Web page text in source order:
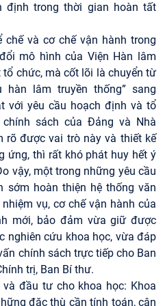
định trong thời gian hoàn tất
và cơ chế vận hành trong
mô hình của Viện Hàn lâm
chức, mà cốt lõi là chuyển từ
hàn lâm truyền thống” sang
với yêu cầu hoạch định và tổ
sách của Đảng và Nhà
rõ được vai trò này và thiết kế
ứng, thì rất khó phát huy hết ý
vậy, một trong những yêu cầu
sớm hoàn thiện hệ thống văn
vụ, cơ chế vận hành của
mới, bảo đảm vừa giữ được
nghiên cứu khoa học, vừa đáp
chính sách trực tiếp cho Ban
trị, Ban Bí thư.
đầu tư cho khoa học: Khoa
đặc thù cần tính toán, cân